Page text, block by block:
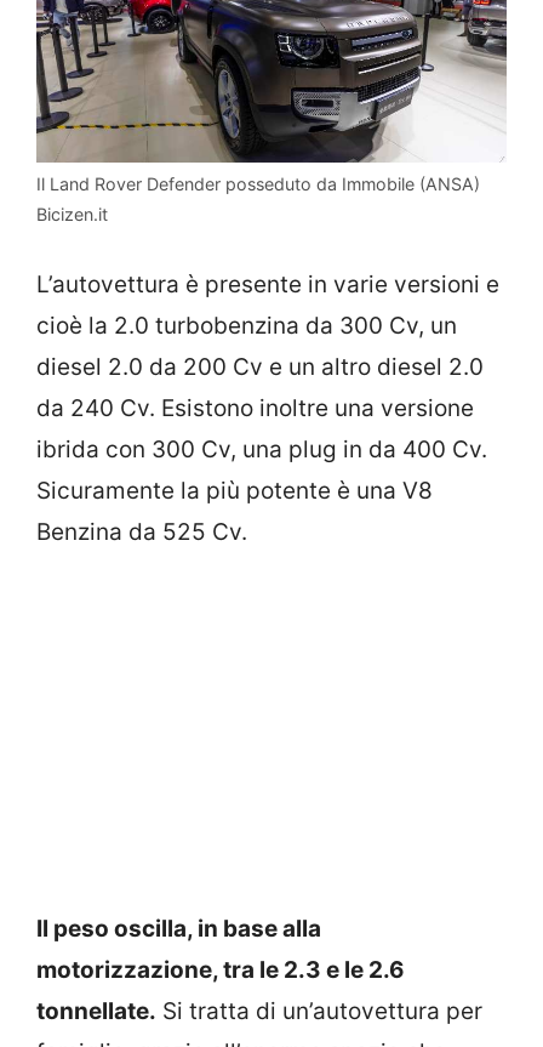
Il Land Rover Defender posseduto da Immobile (ANSA)
Bicizen.it
L’autovettura è presente in varie versioni e
cioè la 2.0 turbobenzina da 300 Cv, un
diesel 2.0 da 200 Cv e un altro diesel 2.0
da 240 Cv. Esistono inoltre una versione
ibrida con 300 Cv, una plug in da 400 Cv.
Sicuramente la più potente è una V8
Benzina da 525 Cv.
Il peso oscilla, in base alla
motorizzazione, tra le 2.3 e le 2.6
tonnellate. Si tratta di un’autovettura per